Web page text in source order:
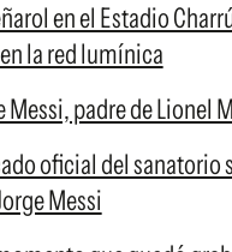
en el Estadio
la red lumínica
Messi, padre de Lionel
oficial del sanatorio
Messi